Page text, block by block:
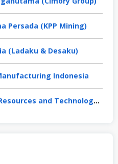
Persada (KPP Mining)
(Ladaku & Desaku)
Indonesia
PT Sinar Mas Agro Resources and Technology Tbk